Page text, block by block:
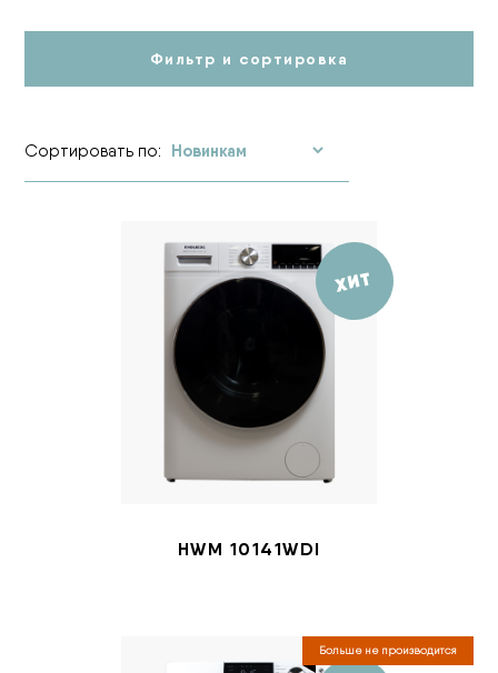
Фильтр и сортировка
Сортировать по:
HWM 10141WDI
ХИТ
Больше не производится